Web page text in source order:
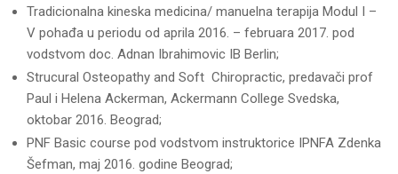
Tradicionalna kineska medicina/ manuelna terapija Modul I –
V pohađa u periodu od aprila 2016. – februara 2017. pod
vodstvom doc. Adnan Ibrahimovic IB Berlin;
Strucural Osteopathy and Soft Chiropractic, predavači prof
Paul i Helena Ackerman, Ackermann College Svedska,
oktobar 2016. Beograd;
PNF Basic course pod vodstvom instruktorice IPNFA Zdenka
Šefman, maj 2016. godine Beograd;